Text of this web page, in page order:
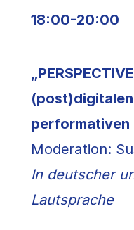
18:00-20:00
performativen
Moderation:
In deutscher
Lautsprache